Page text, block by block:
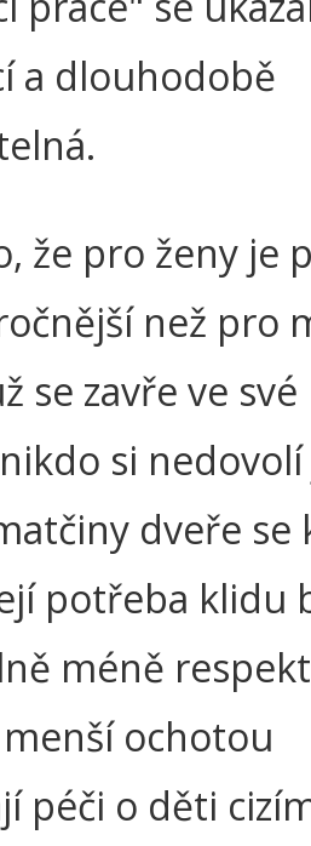
a dlouhodobě
že pro ženy je
než pro
se zavře ve své
si
dveře se
potřeba klidu
méně
ochotou
péči o děti